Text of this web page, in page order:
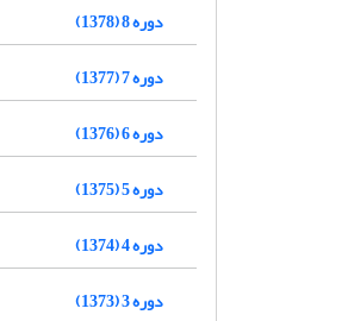
دوره 8 (1378)
دوره 7 (1377)
دوره 6 (1376)
دوره 5 (1375)
دوره 4 (1374)
دوره 3 (1373)